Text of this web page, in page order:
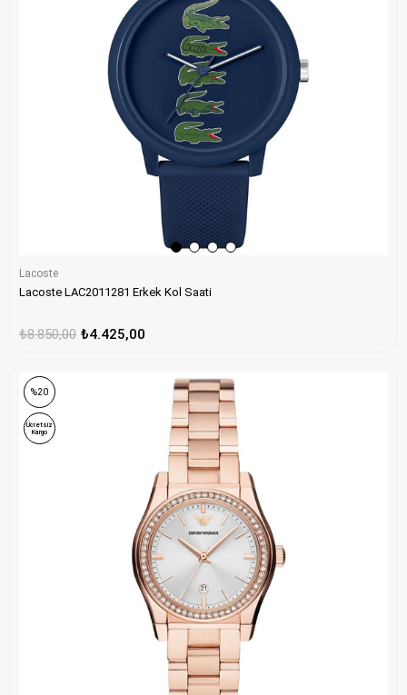
Lacoste
Lacoste LAC2011281 Erkek Kol Saati
₺4.425,00
₺8.850,00
%20
Ücretsiz
Kargo